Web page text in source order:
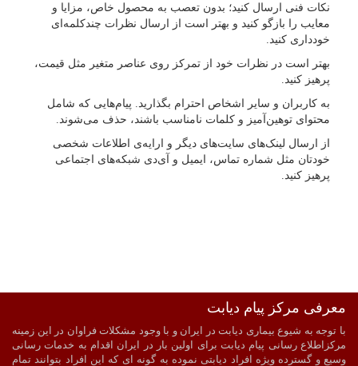
نکات فنی ارسال کنید؛ بدون تعصب به محصول خاص، مزایا و
معایب را بازگو کنید و بهتر است از ارسال نظرات چندکلمه‌‌ای
خودداری کنید.
بهتر است در نظرات خود از تمرکز روی عناصر متغیر مثل قیمت،
پرهیز کنید.
به کاربران و سایر اشخاص احترام بگذارید. پیام‌هایی که شامل
محتوای توهین‌آمیز و کلمات نامناسب باشند، حذف می‌شوند.
از ارسال لینک‌های سایت‌های دیگر و ارایه‌ی اطلاعات شخصی
خودتان مثل شماره تماس، ایمیل و آی‌دی شبکه‌های اجتماعی
پرهیز کنید.
ضمانت اصالت و سلامت فیزیکی کالا
پرداخت آنلاین ارسال با پیک در شیراز
معرفی مرکز پیام دیابت
با توجه به شیوع بیماری دیابت در ایران و با وجود مشکلات فراوان در این زمینه
مرکزاطلاع رسانی پیام دیابت برای اولین بار در ایران اقدام به خدمات رسانی
وسیع و گسترده ویژه افراد دیابتی نموده به گونه ای که این افراد بتوانند تمام